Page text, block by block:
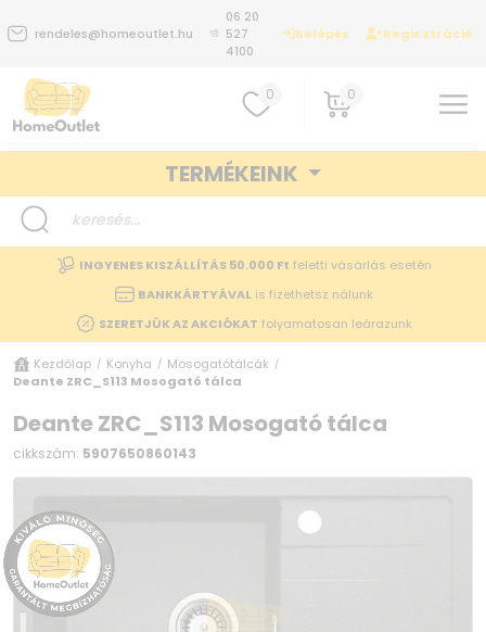
rendeles@homeoutlet.hu
06 20
527
4100
Belépés Regisztráció
0 0
TERMÉKEINK
INGYENES KISZÁLLÍTÁS 50.000 Ft feletti vásárlás esetén
BANKKÁRTYÁVALis fizethetsz nálunk
SZERETJÜK AZ AKCIÓKAT folyamatosan leárazunk
Kezdőlap / Konyha / Mosogatótálcák /
Deante ZRC_S113 Mosogató tálca
Deante ZRC_S113 Mosogató tálca
cikkszám: 5907650860143